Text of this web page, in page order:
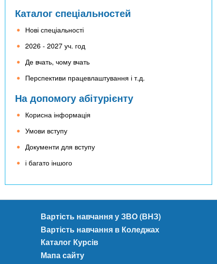
Каталог спеціальностей
Нові спеціальності
2026 - 2027 уч. год
Де вчать, чому вчать
Перспективи працевлаштування і т.д.
На допомогу абітурієнту
Корисна інформація
Умови вступу
Документи для вступу
і багато іншого
Вартість навчання у ЗВО (ВНЗ)
Вартість навчання в Коледжах
Каталог Курсів
Мапа сайту